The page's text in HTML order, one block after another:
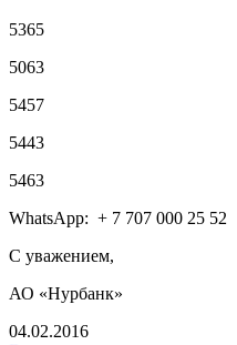
5365
5063
5457
5443
5463
WhatsApp: + 7 707 000 25 52
С уважением,
АО «Нурбанк»
04.02.2016